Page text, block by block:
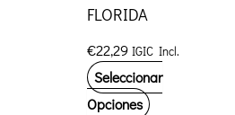
FLORIDA
€22,29 IGIC Incl.
Seleccionar
Opciones Este